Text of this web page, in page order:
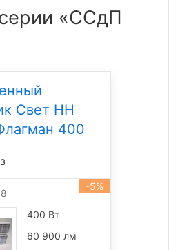
«ССдП
Свет НН
400
-5%
400 Вт
60 900 лм